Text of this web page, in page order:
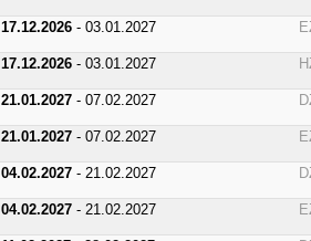
17.12.2026- 03.01.2027
17.12.2026- 03.01.2027
21.01.2027- 07.02.2027
21.01.2027- 07.02.2027
04.02.2027- 21.02.2027
04.02.2027- 21.02.2027